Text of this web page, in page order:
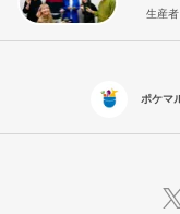
生産
ポケマ